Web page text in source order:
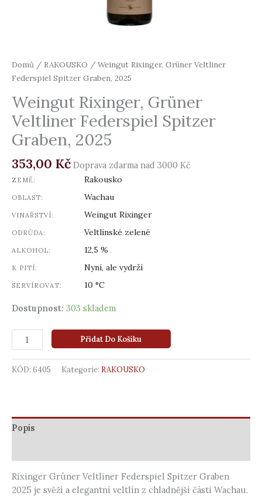
Domů / RAKOUSKO / Weingut Rixinger, Grüner Veltliner
Federspiel Spitzer Graben, 2025
Weingut Rixinger, Grüner
Veltliner Federspiel Spitzer
Graben, 2025
353,00 Kč Doprava zdarma nad 3000 Kč
ZEMĚ: Rakousko
OBLAST: Wachau
VINAŘSTVÍ: Weingut Rixinger
ODRŮDA: Veltlínské zelené
ALKOHOL: 12,5 %
K PITÍ: Nyní, ale vydrží
SERVÍROVAT: 10 °C
Dostupnost: 303 skladem
Přidat Do Košíku
KÓD: 6405 Kategorie: RAKOUSKO
Popis
Rixinger Grüner Veltliner Federspiel Spitzer Graben
2025 je svěží a elegantní veltlín z chladnější části Wachau.